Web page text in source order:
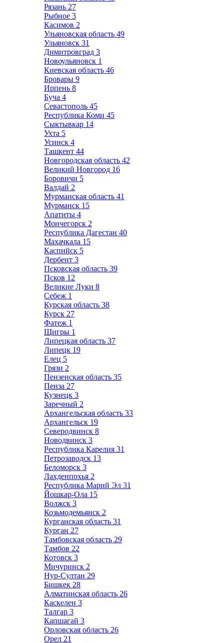
Рязань 27
Рыбное 3
Касимов 2
Ульяновская область 49
Ульяновск 31
Димитровград 3
Новоульяновск 1
Киевская область 46
Бровары 9
Ирпень 8
Буча 4
Севастополь 45
Республика Коми 45
Сыктывкар 14
Ухта 5
Усинск 4
Ташкент 44
Новгородская область 42
Великий Новгород 16
Боровичи 5
Валдай 2
Мурманская область 41
Мурманск 15
Апатиты 4
Мончегорск 2
Республика Дагестан 40
Махачкала 15
Каспийск 5
Дербент 3
Псковская область 39
Псков 12
Великие Луки 8
Себеж 1
Курская область 38
Курск 27
Фатеж 1
Щигры 1
Липецкая область 37
Липецк 19
Елец 5
Грязи 2
Пензенская область 35
Пенза 27
Кузнецк 3
Заречный 2
Архангельская область 33
Архангельск 19
Северодвинск 8
Новодвинск 3
Республика Карелия 31
Петрозаводск 13
Беломорск 3
Лахденпохья 2
Республика Марий Эл 31
Йошкар-Ола 15
Волжск 3
Козьмодемьянск 2
Курганская область 31
Курган 27
Тамбовская область 29
Тамбов 22
Котовск 3
Мичуринск 2
Нур-Султан 29
Бишкек 28
Алматинская область 26
Каскелен 3
Талгар 3
Капшагай 3
Орловская область 26
Орел 21